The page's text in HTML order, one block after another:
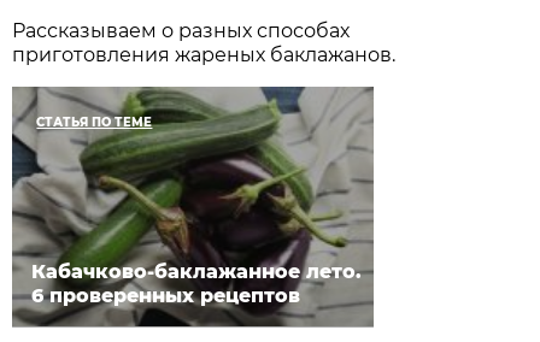
Рассказываем о разных способах
приготовления жареных баклажанов.
СТАТЬЯ ПО ТЕМЕ
Кабачково-баклажанное лето.
6 проверенных рецептов